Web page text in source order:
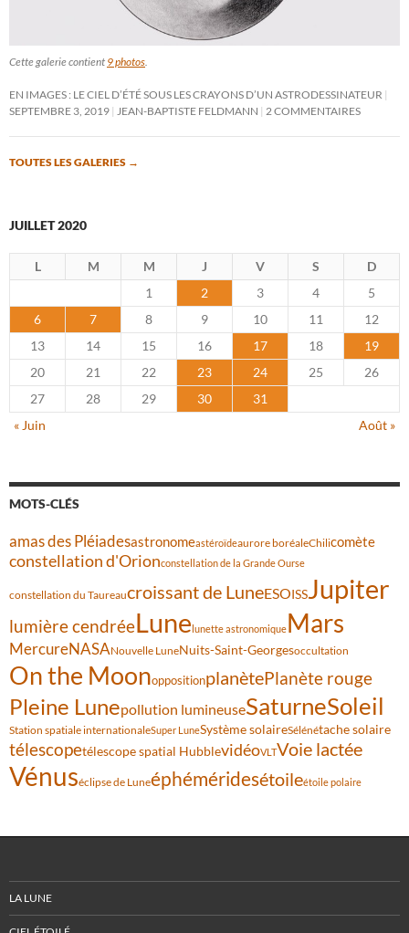
Cette galerie contient 9 photos
EN IMAGES : LE CIEL D’ÉTÉ SOUS LES CRAYONS D’UN ASTRODESSINATEUR
SEPTEMBRE 3, 2019
JEAN-BAPTISTE FELDMANN 2 COMMENTAIRES
TOUTES LES GALERIES →
JUILLET 2020
L M M J V S
D
1
2 3 4
5
6
7 8 9 10 11
12
13
14 15 16 17 18
19
20
21 22 23 24 25
26
27
28 29 30
31
« Juin
Août »
MOTS-CLÉS
amas des Pléiadesastronomeastéroïdeaurore boréaleChilicomète
constellation d'Orionconstellation de la Grande Ourse
constellation du Taureaucroissant de LuneESOISSJupiter
lumière cendréeLunelunette astronomiqueMars
MercureNASANouvelle LuneNuits-Saint-Georgesoccultation
On the MoonoppositionplanètePlanète rouge
Pleine Lunepollution lumineuseSaturneSoleil
Station spatiale internationaleSuper LuneSystème solaireSélénétache solaire
télescopetélescope spatial HubblevidéoVLTVoie lactée
Vénuséclipse de Luneéphéméridesétoileétoile polaire
LA LUNE